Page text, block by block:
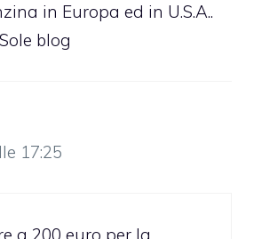
in Europa ed in U.S.A..
blog
17:25
a 200 euro per la